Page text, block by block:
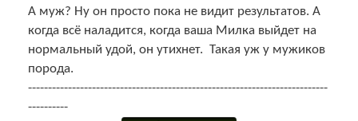
А муж? Ну он просто пока не видит результатов. А
когда всё наладится, когда ваша Милка выйдет на
нормальный удой, он утихнет. Такая уж у мужиков
порода.
---------------------------------------------------------------------------
----------